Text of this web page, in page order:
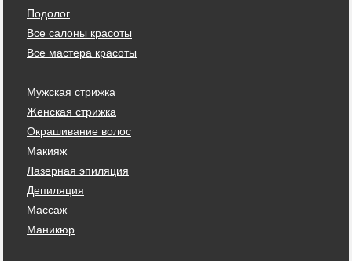
Подолог
Все салоны красоты
Все мастера красоты
Мужская стрижка
Женская стрижка
Окрашивание волос
Макияж
Лазерная эпиляция
Депиляция
Массаж
Маникюр